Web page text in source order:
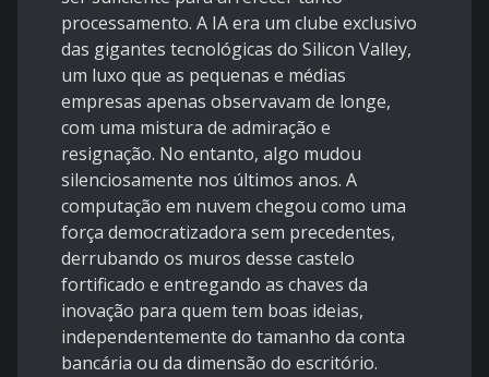
processamento. A IA era um clube exclusivo
das gigantes tecnológicas do Silicon Valley,
um luxo que as pequenas e médias
empresas apenas observavam de longe,
com uma mistura de admiração e
resignação. No entanto, algo mudou
silenciosamente nos últimos anos. A
computação em nuvem chegou como uma
força democratizadora sem precedentes,
derrubando os muros desse castelo
fortificado e entregando as chaves da
inovação para quem tem boas ideias,
independentemente do tamanho da conta
bancária ou da dimensão do escritório.